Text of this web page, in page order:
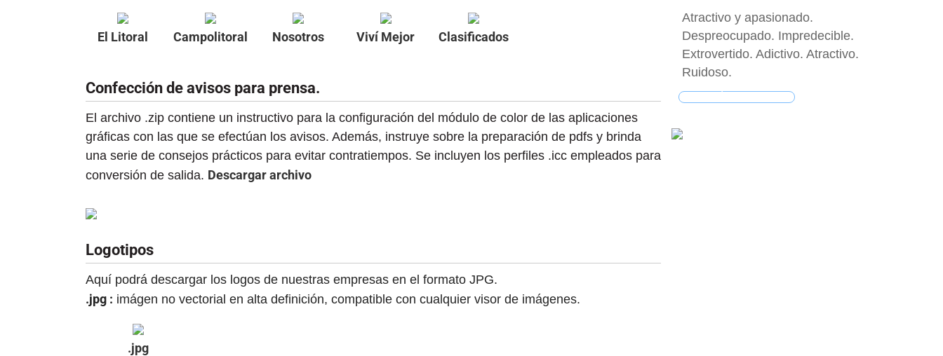
El Litoral Campolitoral Nosotros Viví Mejor Clasificados
Confección de avisos para prensa.
El archivo .zip contiene un instructivo para la configuración del módulo de color de las aplicaciones
gráficas con las que se efectúan los avisos. Además, instruye sobre la preparación de pdfs y brinda
una serie de consejos prácticos para evitar contratiempos. Se incluyen los perfiles .icc empleados para
conversión de salida. Descargar archivo
Logotipos
Aquí podrá descargar los logos de nuestras empresas en el formato JPG.
.jpg : imágen no vectorial en alta definición, compatible con cualquier visor de imágenes.
.jpg
Atractivo y apasionado.
Despreocupado. Impredecible.
Extrovertido. Adictivo. Atractivo.
Ruidoso.